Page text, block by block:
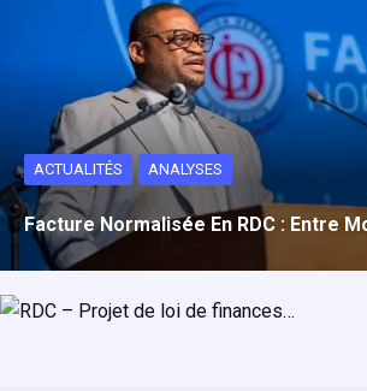
ACTUALITÉS ANALYSES
Facture Normalisée En RDC : Entre